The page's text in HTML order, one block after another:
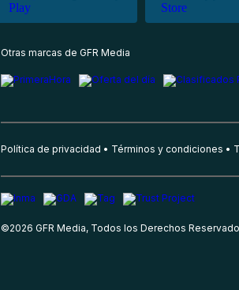
Otras marcas de GFR Media
Política de privacidad Términos y condiciones
©2026 GFR Media, Todos los Derechos